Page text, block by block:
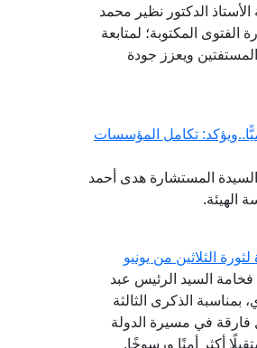
الدكتور نظير محمد
الفتوى المكتوبة؛ لمتابعة
ويعزز جودة
تكامل المؤسسات
السيدة المستشارة هدى أحمد
الهيئة.
الثلاثين من يونيو
فخامة السيد الرئيس عبد
الذكرى الثالثة
فارقة في مسيرة الدولة
أكثر أمنًا ورسوخًا.